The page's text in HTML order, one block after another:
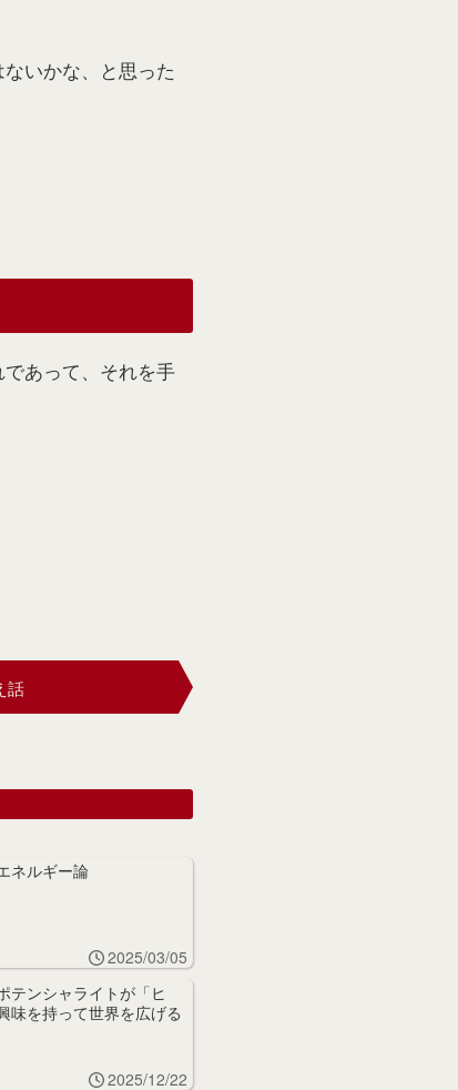
いかな、と思った
あって、それを手
話
ネルギー論
2025/03/05
テンシャライトが「ヒ
味を持って世界を広げる
2025/12/22